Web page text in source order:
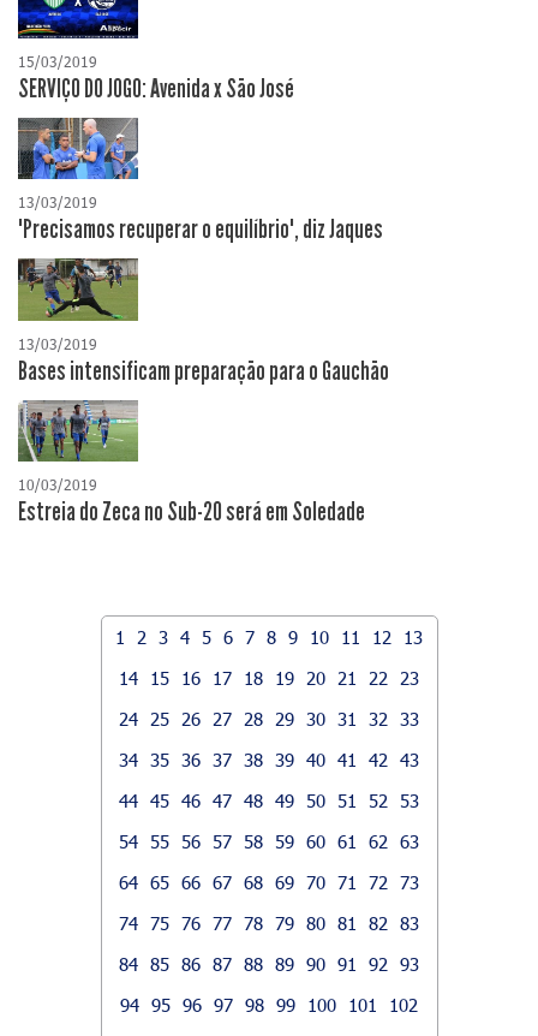
15/03/2019
SERVIÇO DO JOGO: Avenida x São José
13/03/2019
"Precisamos recuperar o equilíbrio", diz Jaques
13/03/2019
Bases intensificam preparação para o Gauchão
10/03/2019
Estreia do Zeca no Sub-20 será em Soledade
1 2 3 4 5 6 7 8 9 10 11 12
13
14
15 16 17 18 19 20 21 22
23
24
25 26 27 28 29 30 31 32
33
34 35 36 37 38 39 40 41 42
43
44 45 46 47 48 49 50 51 52
53
54 55 56 57 58 59 60 61 62
63
64 65 66 67 68 69 70 71 72
73
74 75 76 77 78 79 80 81 82
83
84 85 86 87 88 89 90 91 92
93
94 95 96 97 98 99 100 101
102